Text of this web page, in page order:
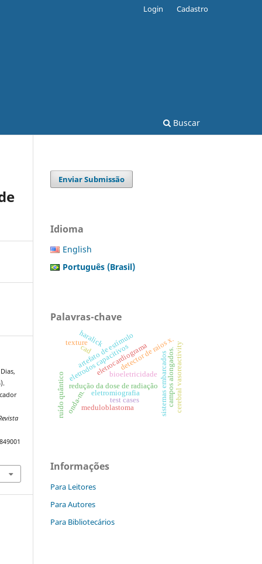
Buscar
Login Cadastro
Enviar Submissão
Idioma
English
Português (Brasil)
Palavras-chave
detector de raios x.
bioeletricidade sistemas embarcados
eletrocardiograma
eletrodos capacitivos
redução da dose de radiação
ruído quântico
eletromiografia
test cases
onda-m.
artefato de estímulo
cad
haralick
texture cerebral vasoreactivity
meduloblastoma
campos alongados.
Informações
Para Leitores
Para Autores
Para Bibliotecários